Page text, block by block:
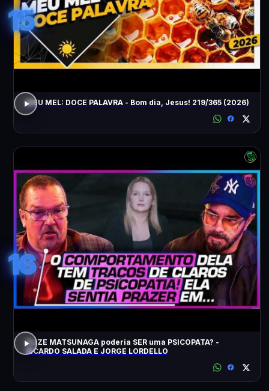
15
MEU MEL: DOCE PALAVRA - Bom dia, Jesus! 219/365 (2026)
16
ELIZE MATSUNAGA poderia SER uma PSICOPATA? -
RICARDO SALADA E JORGE LORDELLO